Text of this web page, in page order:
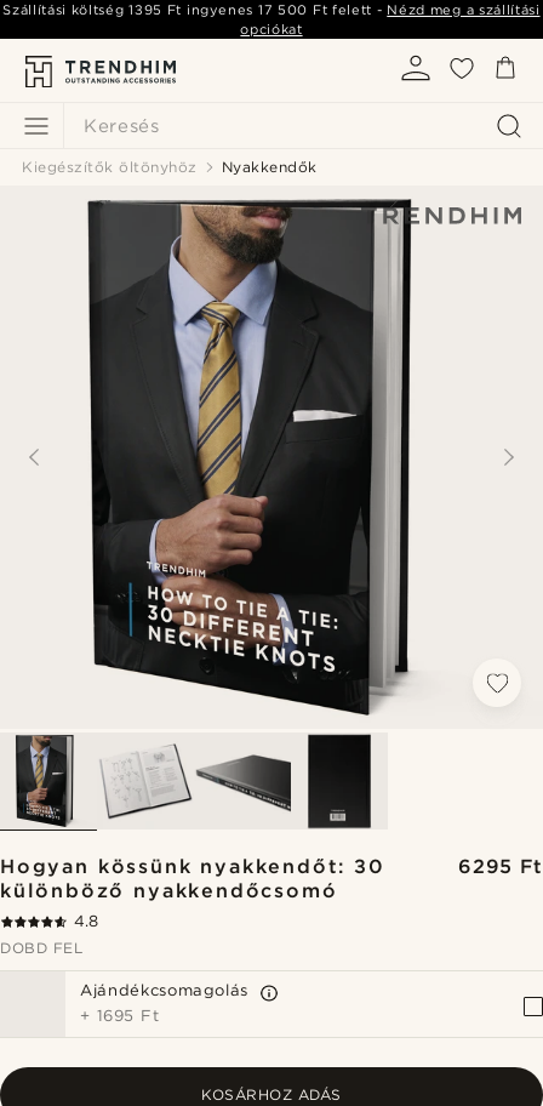
Keresés
Szállítási költség1395 Ft ingyenes 17 500 Ft felett - Nézd meg a szállítási
opciókat
Kiegészítők öltönyhöz Nyakkendők
Hogyan kössünk nyakkendőt: 30
különböző nyakkendőcsomó
6295 Ft
4.8
DOBD FEL
Ajándékcsomagolás
+ 1695 Ft
KOSÁRHOZ ADÁS